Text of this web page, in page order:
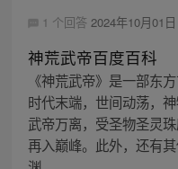
1 个回答 2024年10月01
神荒武帝百度百科
《神荒武帝》是一部东
时代末端，世间动荡，
武帝万离，受圣物圣灵
再入巅峰。此外，还有